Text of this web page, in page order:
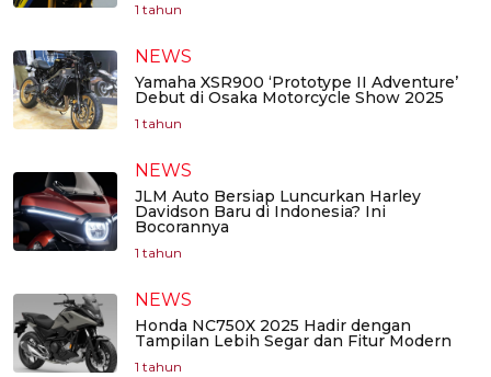
1 tahun
NEWS
Yamaha XSR900 ‘Prototype II Adventure’
Debut di Osaka Motorcycle Show 2025
1 tahun
NEWS
JLM Auto Bersiap Luncurkan Harley
Davidson Baru di Indonesia? Ini
Bocorannya
1 tahun
NEWS
Honda NC750X 2025 Hadir dengan
Tampilan Lebih Segar dan Fitur Modern
1 tahun